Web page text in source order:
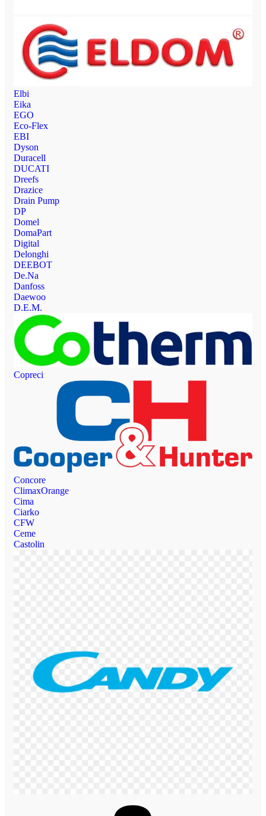
Elbi
Eika
EGO
Eco-Flex
EBI
Dyson
Duracell
DUCATI
Dreefs
Drazice
Drain Pump
DP
Domel
DomaPart
Digital
Delonghi
DEEBOT
De.Na
Danfoss
Daewoo
D.E.M.
Copreci
Concore
ClimaxOrange
Cima
Ciarko
CFW
Ceme
Castolin